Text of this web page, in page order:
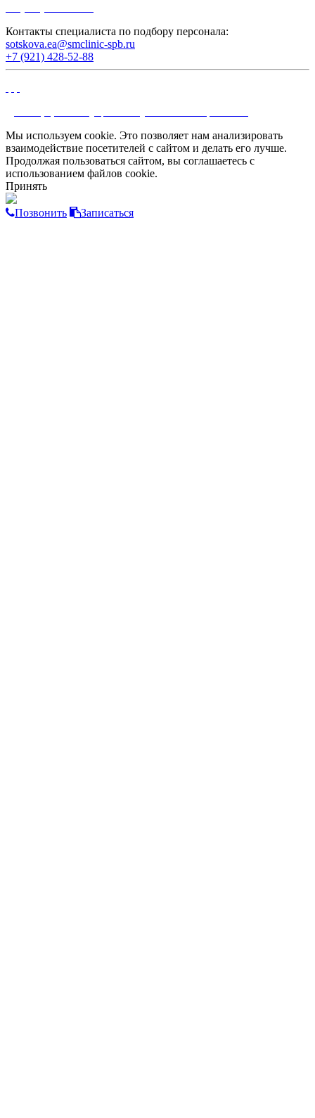
Контакты специалиста по подбору персонала:
sotskova.ea@smclinic-spb.ru
+7 (921) 428-52-88
Мы используем cookie. Это позволяет нам анализировать
взаимодействие посетителей с сайтом и делать его лучше.
Продолжая пользоваться сайтом, вы соглашаетесь с
использованием файлов cookie.
Принять
Позвонить Записаться